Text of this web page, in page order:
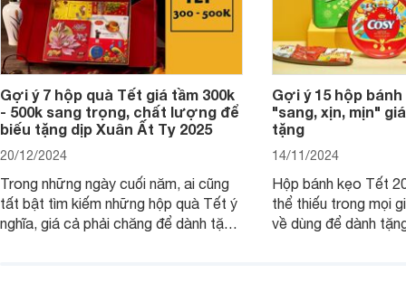
Gợi ý 7 hộp quà Tết giá tầm 300k
- 500k sang trọng, chất lượng để
biếu tặng dịp Xuân Ất Tỵ 2025
20/12/2024
Trong những ngày cuối năm, ai cũng
tất bật tìm kiếm những hộp quà Tết ý
nghĩa, giá cả phải chăng để dành tặng
Gợi ý 15 hộp
"sang, xịn, mịn"
tặng
14/11/2024
Hộp bánh kẹo Tết
thể thiếu trong mọi
về dùng để dành